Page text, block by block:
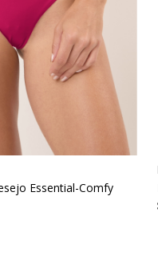
Essential-Comfy